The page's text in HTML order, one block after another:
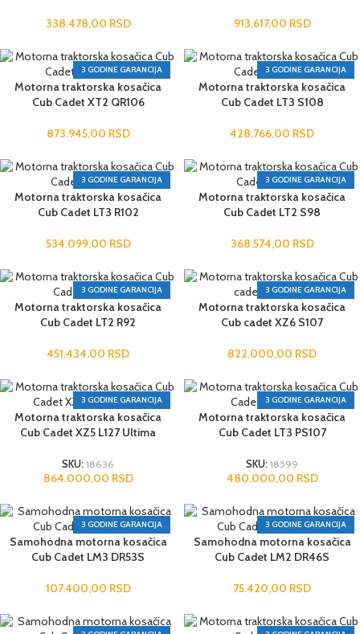
338.478,00 RSD 913.617,00 RSD
3 GODINE GARANCIJA
Motorna traktorska kosačica
Cub Cadet XT2 QR106
873.945,00 RSD
3 GODINE GARANCIJA
Motorna traktorska kosačica
Cub Cadet LT3 S108
428.766,00 RSD
3 GODINE GARANCIJA
Motorna traktorska kosačica
Cub Cadet LT3 R102
534.099,00 RSD
3 GODINE GARANCIJA
Motorna traktorska kosačica
Cub Cadet LT2 S98
368.574,00 RSD
3 GODINE GARANCIJA
Motorna traktorska kosačica
Cub Cadet LT2 R92
451.434,00 RSD
3 GODINE GARANCIJA
Motorna traktorska kosačica
Cub cadet XZ6 S107
822.000,00 RSD
3 GODINE GARANCIJA
Motorna traktorska kosačica
Cub Cadet XZ5 L127 Ultima
SKU: 18636
864.000,00 RSD
3 GODINE GARANCIJA
Motorna traktorska kosačica
Cub Cadet LT3 PS107
SKU: 18599
480.000,00 RSD
3 GODINE GARANCIJA
Samohodna motorna kosačica
Cub Cadet LM3 DR53S
107.400,00 RSD
3 GODINE GARANCIJA
Samohodna motorna kosačica
Cub Cadet LM2 DR46S
75.420,00 RSD